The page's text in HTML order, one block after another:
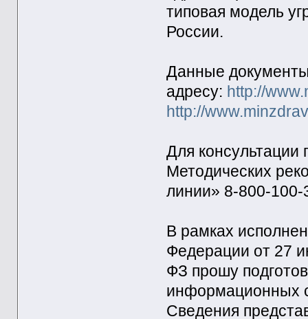
типовая модель
России.
Данные
адресу: http://
http://
Для
Методических
линии» 8-800-100-
В рамках
Федерации от 27
ФЗ прошу
информационных
Сведения